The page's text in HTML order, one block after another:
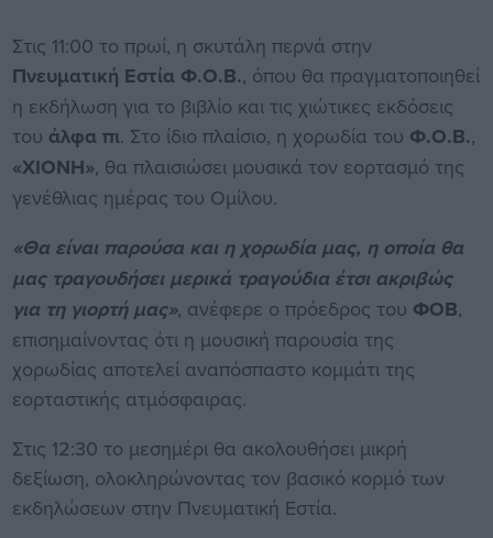
Στις 11:00 το πρωί, η σκυτάλη περνά στην
Πνευματική Εστία Φ.Ο.Β., όπου θα πραγματοποιηθεί
η εκδήλωση για το βιβλίο και τις χιώτικες εκδόσεις
του άλφα πι. Στο ίδιο πλαίσιο, η χορωδία του Φ.Ο.Β.,
«ΧΙΟΝΗ», θα πλαισιώσει μουσικά τον εορτασμό της
γενέθλιας ημέρας του Ομίλου.
«Θα είναι παρούσα και η χορωδία μας, η οποία θα
μας τραγουδήσει μερικά τραγούδια έτσι ακριβώς
για τη γιορτή μας», ανέφερε ο πρόεδρος του ΦΟΒ,
επισημαίνοντας ότι η μουσική παρουσία της
χορωδίας αποτελεί αναπόσπαστο κομμάτι της
εορταστικής ατμόσφαιρας.
Στις 12:30 το μεσημέρι θα ακολουθήσει μικρή
δεξίωση, ολοκληρώνοντας τον βασικό κορμό των
εκδηλώσεων στην Πνευματική Εστία.